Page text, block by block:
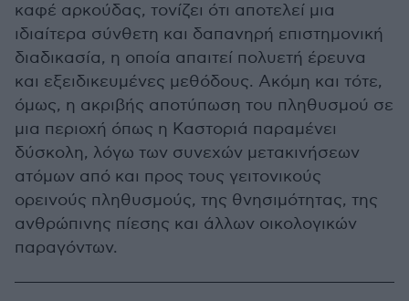
καφέ αρκούδας, τονίζει ότι αποτελεί μια
ιδιαίτερα σύνθετη και δαπανηρή επιστημονική
διαδικασία, η οποία απαιτεί πολυετή έρευνα
και εξειδικευμένες μεθόδους. Ακόμη και τότε,
όμως, η ακριβής αποτύπωση του πληθυσμού σε
μια περιοχή όπως η Καστοριά παραμένει
δύσκολη, λόγω των συνεχών μετακινήσεων
ατόμων από και προς τους γειτονικούς
ορεινούς πληθυσμούς, της θνησιμότητας, της
ανθρώπινης πίεσης και άλλων οικολογικών
παραγόντων.